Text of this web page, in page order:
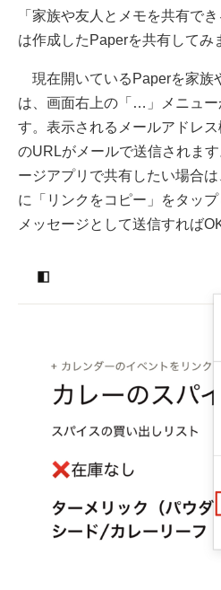
「家族や友人とメモを共有で
は作成したPaperを共有してみ
現在開いているPaperを家族
は、画面右上の「…」メニュー
す。表示されるメールアドレ
のURLがメールで送信されま
ージアプリで共有したい場合
に「リンクをコピー」をタッ
メッセージとして送信すれば